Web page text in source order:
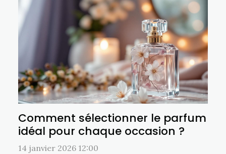
Comment sélectionner le parfum
idéal pour chaque occasion ?
14 janvier 2026 12:00